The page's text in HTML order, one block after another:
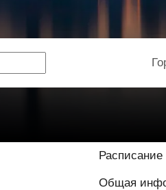
Общая
9.3 /